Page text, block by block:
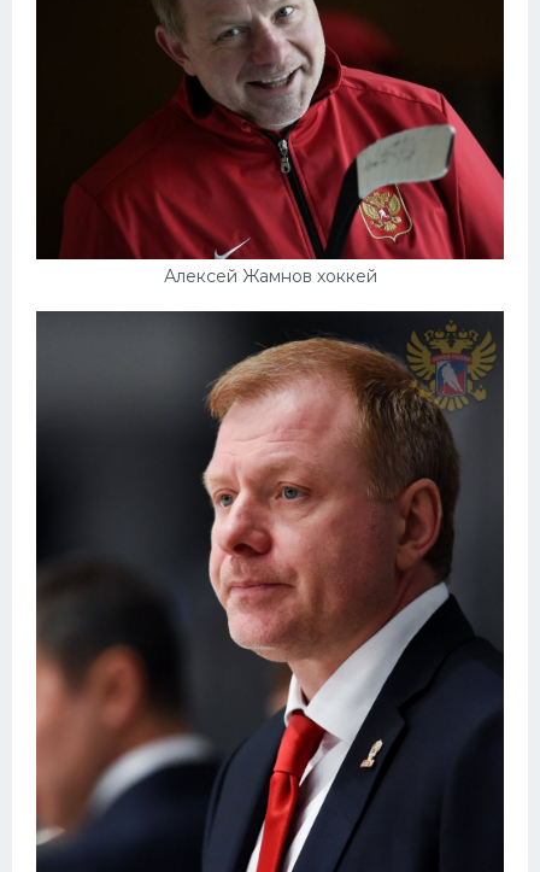
Алексей Жамнов хоккей